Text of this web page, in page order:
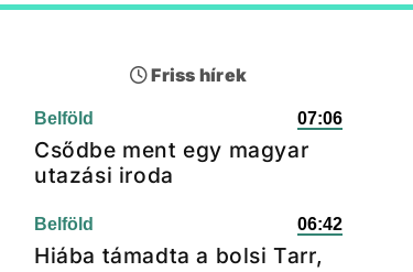
Friss hírek
Belföld 07:06
Csődbe ment egy magyar
utazási iroda
Belföld 06:42
Hiába támadta a bolsi Tarr,